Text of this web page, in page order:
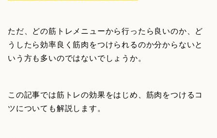
ただ、どの筋トレメニューから行ったら良いのか、ど
うしたら効率良く筋肉をつけられるのか分からないと
いう方も多いのではないでしょうか。
この記事では筋トレの効果をはじめ、筋肉をつけるコ
ツについても解説します。